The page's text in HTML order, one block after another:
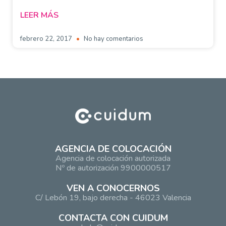
LEER MÁS
febrero 22, 2017 No hay comentarios
AGENCIA DE COLOCACIÓN
Agencia de colocación autorizada
Nº de autorización 9900000517
VEN A CONOCERNOS
C/ Lebón 19, bajo derecha - 46023 Valencia
CONTACTA CON CUIDUM